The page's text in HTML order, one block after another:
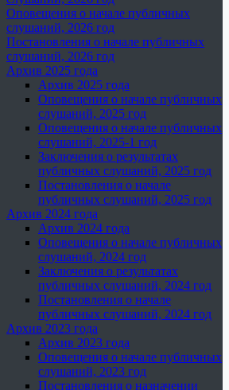
Оповещения о начале публичных
слушаний, 2026 год
Постановления о начале публичных
слушаний, 2026 год
Архив 2025 года
Архив 2025 года
Оповещения о начале публичных
слушаний, 2025 год
Оповещения о начале публичных
слушаний, 2025-1 год
Заключения о результатах
публичных слушаний, 2025 год
Постановления о начале
публичных слушаний, 2025 год
Архив 2024 года
Архив 2024 года
Оповещения о начале публичных
слушаний, 2024 год
Заключения о результатах
публичных слушаний, 2024 год
Постановления о начале
публичных слушаний, 2024 год
Архив 2023 года
Архив 2023 года
Оповещения о начале публичных
слушаний, 2023 год
Постановления о назначении